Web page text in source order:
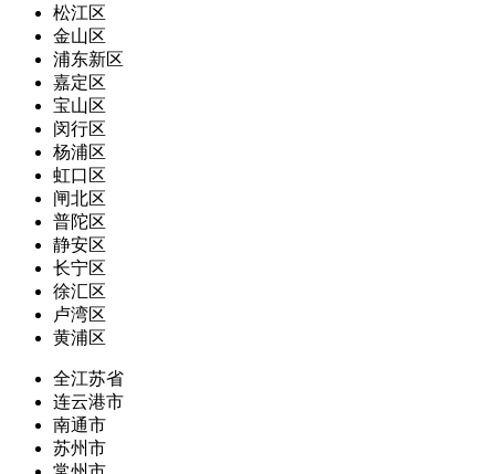
松江区
金山区
浦东新区
嘉定区
宝山区
闵行区
杨浦区
虹口区
闸北区
普陀区
静安区
长宁区
徐汇区
卢湾区
黄浦区
全江苏省
连云港市
南通市
苏州市